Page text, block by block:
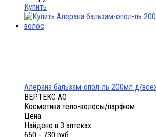
Купить
Алерана бальзам-опол-ль 200мл д/
ВЕРТЕКС АО
Косметика тело-волосы/парфюм
Цена:
Найдено в 3 аптеках